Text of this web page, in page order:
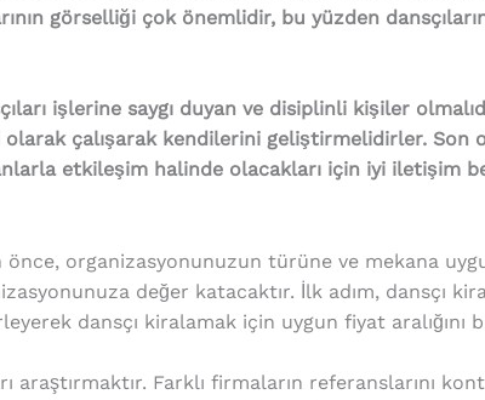
görselliği çok önemlidir, bu yüzden
işlerine saygı duyan ve disiplinli kişiler
çalışarak kendilerini geliştirmelidirler. Son
etkileşim halinde olacakları için iyi iletişim
organizasyonunuzun türüne ve mekana
değer katacaktır. İlk adım, dansçı
dansçı kiralamak için uygun fiyat aralığını
araştırmaktır. Farklı firmaların referanslarını